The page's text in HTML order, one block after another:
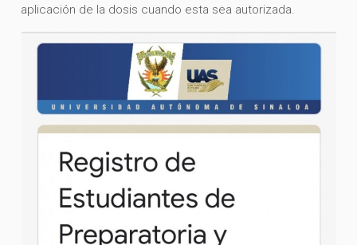
aplicación de la dosis cuando esta sea autorizada.